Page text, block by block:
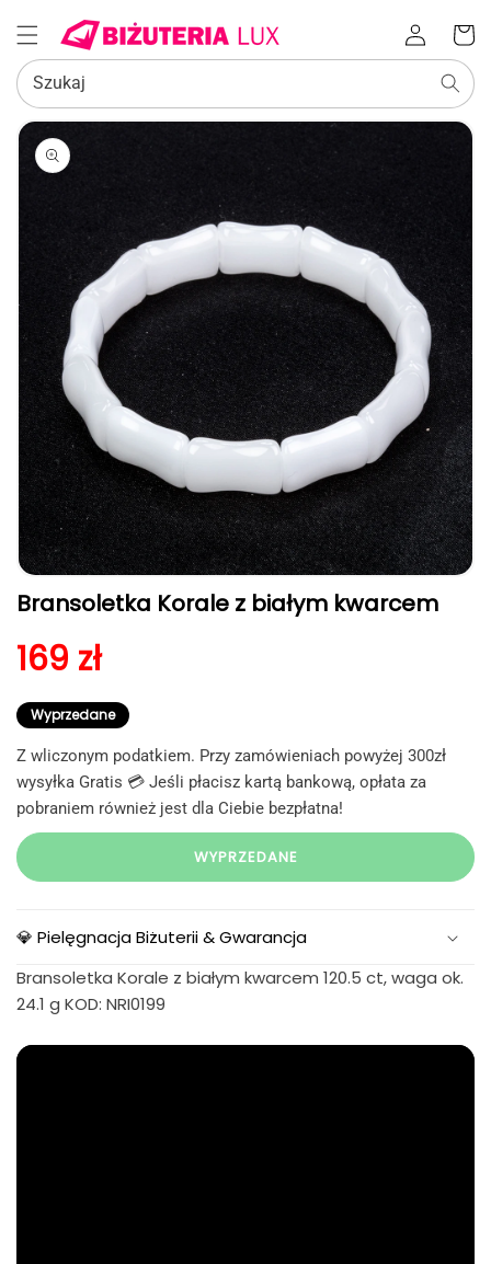
Zaloguj
się
Koszyk
Szukaj
POMIŃ, ABY
PRZEJŚĆ
DO
INFORMACJI
O
multimedia
1
oknie
modalnym
Bransoletka Korale z białym kwarcem
Cena regularna
169 zł
Wyprzedane
Z wliczonym podatkiem. Przy zamówieniach powyżej 300zł
wysyłka Gratis 💳 Jeśli płacisz kartą bankową, opłata za
pobraniem również jest dla Ciebie bezpłatna!
WYPRZEDANE
💎 Pielęgnacja Biżuterii & Gwarancja
Bransoletka Korale z białym kwarcem 120.5 ct, waga ok.
24.1 g KOD: NRI0199